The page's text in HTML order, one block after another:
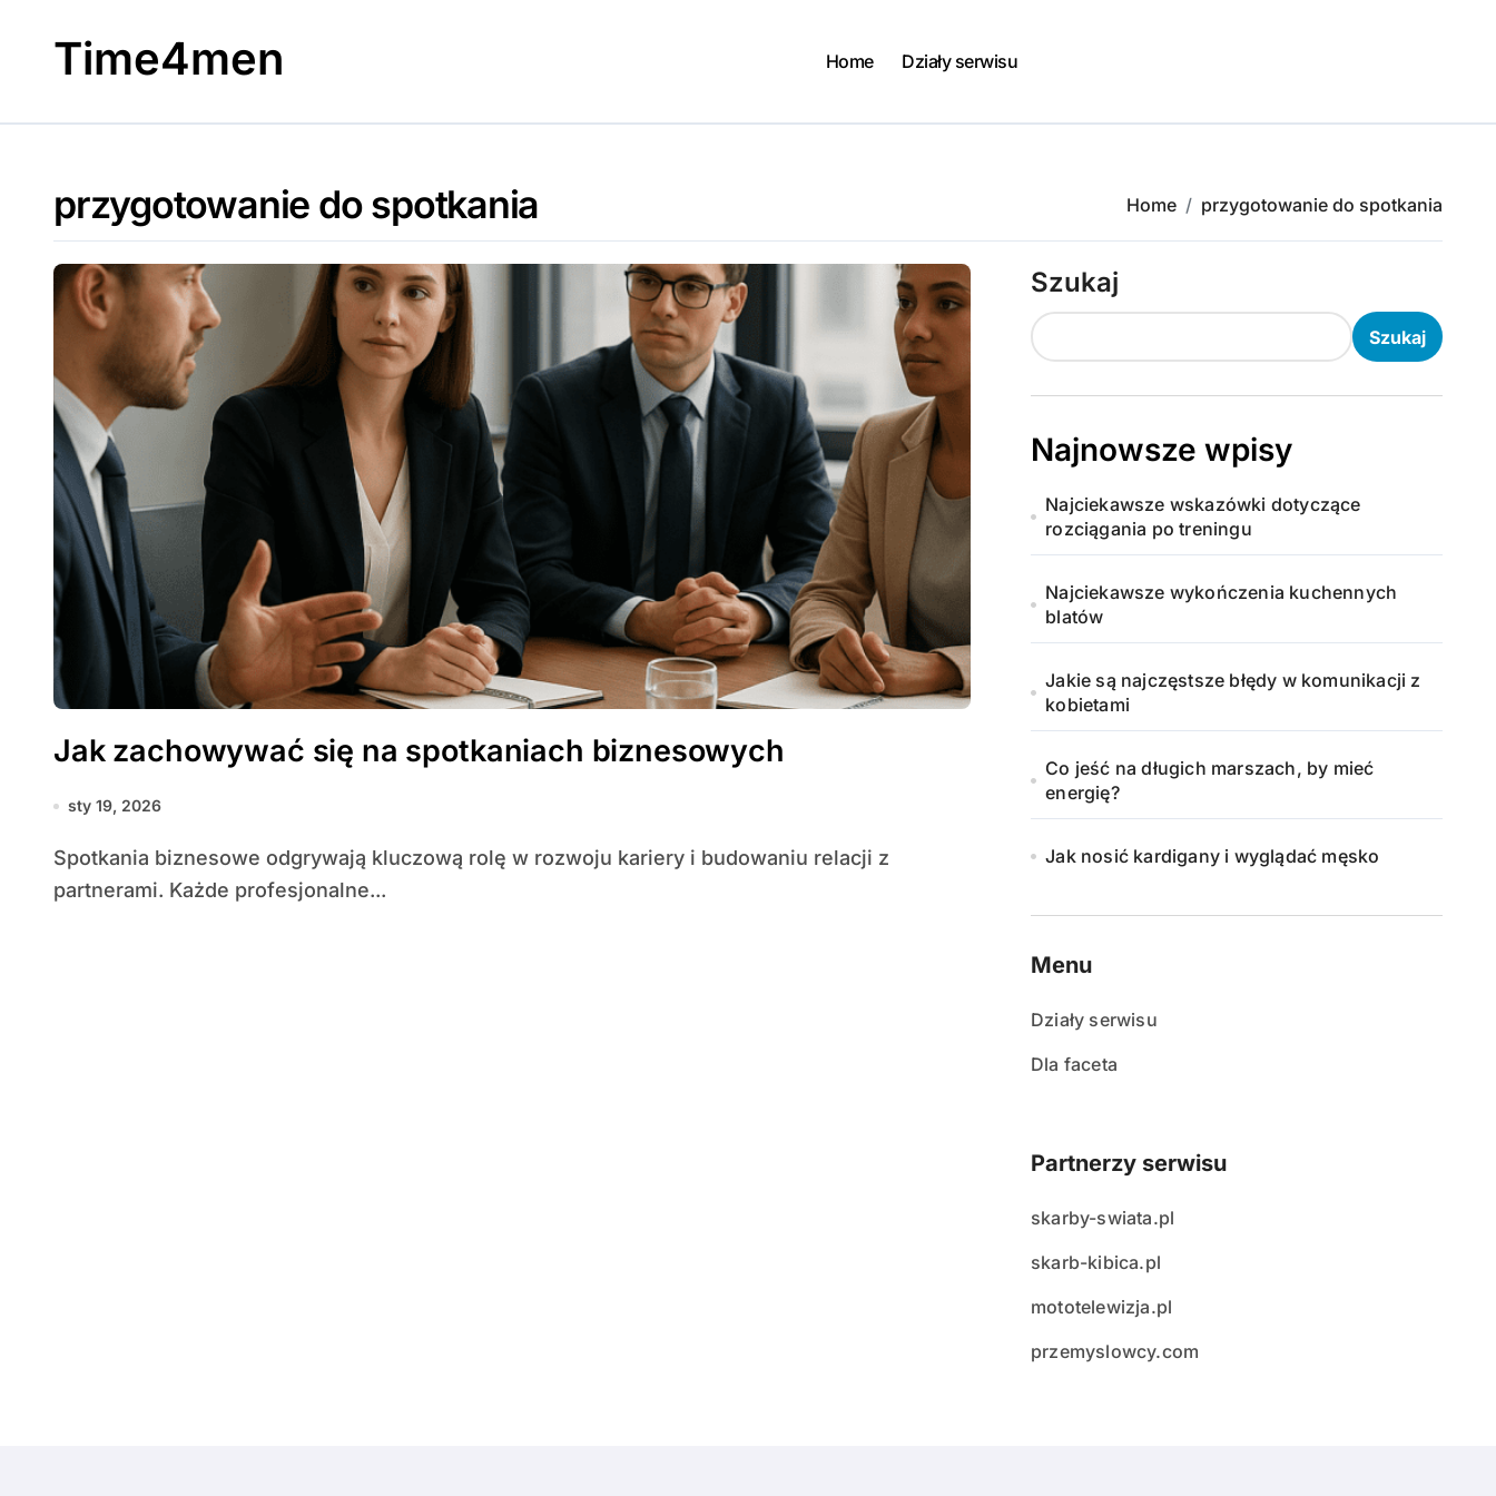
Time4men Home Działy serwisu
przygotowanie do spotkania Home przygotowanie do spotkania
Jak zachowywać się na spotkaniach biznesowych
sty 19, 2026
Spotkania biznesowe odgrywają kluczową rolę w rozwoju kariery i budowaniu relacji z
partnerami. Każde profesjonalne...
Szukaj
Szukaj
Najnowsze wpisy
Najciekawsze wskazówki dotyczące
rozciągania po treningu
Najciekawsze wykończenia kuchennych
blatów
Jakie są najczęstsze błędy w komunikacji z
kobietami
Co jeść na długich marszach, by mieć
energię?
Jak nosić kardigany i wyglądać męsko
Menu
Działy serwisu
Dla faceta
Partnerzy serwisu
skarby-swiata.pl
skarb-kibica.pl
mototelewizja.pl
przemyslowcy.com